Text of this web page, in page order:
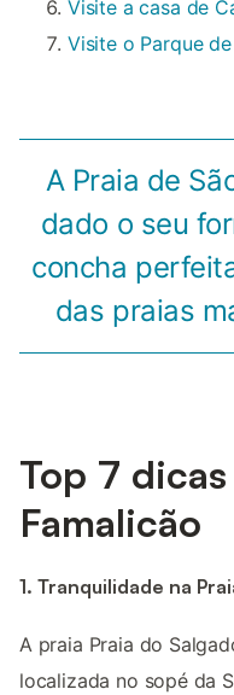
Visite a casa de
Visite o Parque
A Praia de
dado o seu
concha
das praias
Top 7
Famalicão
1. Tranquilidade na
A praia Praia do
localizada no sopé da